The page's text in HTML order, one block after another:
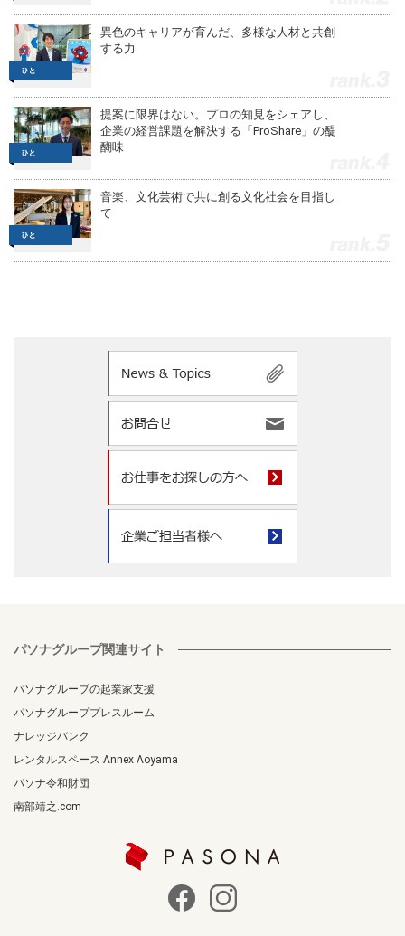
異色のキャリアが育んだ、多様な人材と共創
する力
提案に限界はない。プロの知見をシェアし、
企業の経営課題を解決する「ProShare」の醍
醐味
音楽、文化芸術で共に創る文化社会を目指し
て
パソナグループ関連サイト
パソナグループの起業家支援
パソナグループプレスルーム
ナレッジバンク
レンタルスペース Annex Aoyama
パソナ令和財団
南部靖之.com